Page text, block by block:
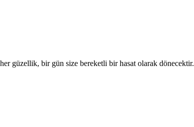
güzellik, bir gün size bereketli bir hasat olarak dönecektir.